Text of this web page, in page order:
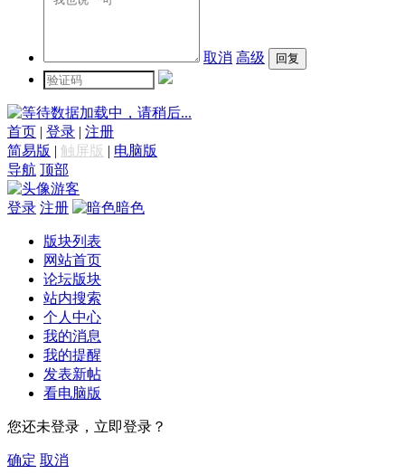
取消 高级
数据加载中，请稍后...
首页 | 登录 | 注册
简易版 | 触屏版 | 电脑版
导航 顶部
游客
登录 注册 暗色
版块列表
网站首页
论坛版块
站内搜索
个人中心
我的消息
我的提醒
发表新帖
看电脑版
您还未登录，立即登录？
确定 取消